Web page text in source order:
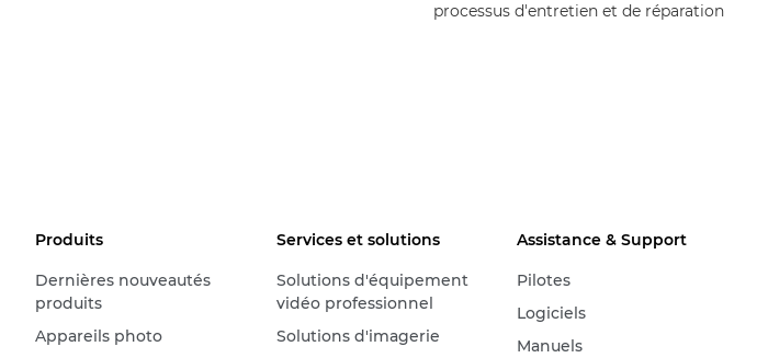
processus d'entretien et de réparation
Produits
Dernières nouveautés
produits
Appareils photo
Services et solutions
Solutions d'équipement
vidéo professionnel
Solutions d'imagerie
Assistance & Support
Pilotes
Logiciels
Manuels